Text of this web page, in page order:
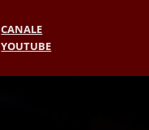
CANALE
YOUTUBE